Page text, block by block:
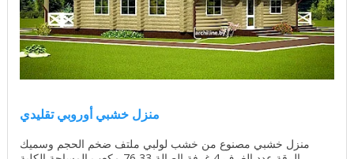
منزل خشبي أوروبي تقليدي
منزل خشبي مصنوع من خشب لولبي ملتف ضخم الحجم وسميك